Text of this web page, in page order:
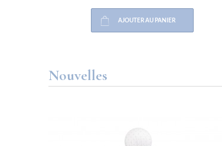
AJOUTER AU PANIER
Nouvelles